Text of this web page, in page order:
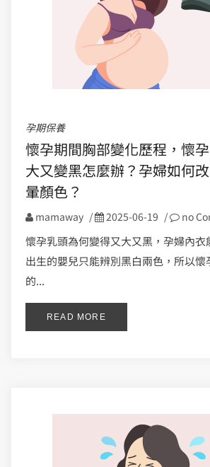
孕期保養
懷孕期間胸部變化歷程，懷
大又變黑怎麼辦？孕婦如何
暈顏色？
mamaway / 2025-06-19 / no
懷孕乳頭為何變得又大又黑，孕婦內衣
出生的嬰兒只能辨別黑白兩色，所以
的...
READ MORE